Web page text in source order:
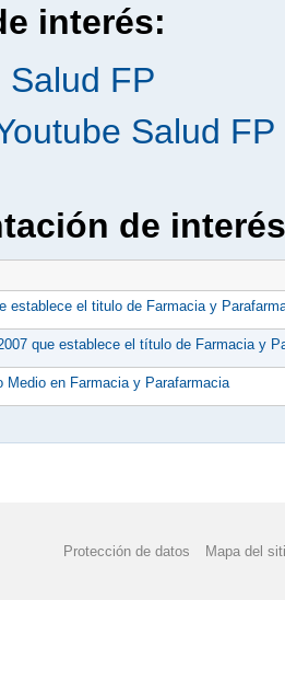
interés:
Salud FP
Salud FP
de
establece el titulo de Farmacia y
que establece el título de Farmacia y
Medio en Farmacia y Parafarmacia
Protección de datos Mapa del